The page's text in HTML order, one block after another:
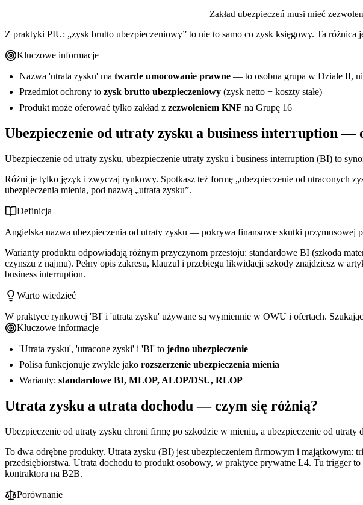
Zakład ubezpieczeń musi mieć
Z praktyki PIU: „zysk brutto ubezpieczeniowy” to nie to samo co zysk księgowy. Ta różnica
Kluczowe informacje
Nazwa 'utrata zysku' ma twarde umocowanie prawne — to osobna grupa w Dziale II,
Przedmiot ochrony to zysk brutto ubezpieczeniowy (zysk netto + koszty stałe)
Produkt może oferować tylko zakład z zezwoleniem KNF na Grupę 16
Ubezpieczenie od utraty zysku a business interruption —
Ubezpieczenie od utraty zysku, ubezpieczenie utraty zysku i business interruption (BI) to
Różni je tylko język i zwyczaj rynkowy. Spotkasz też formę „ubezpieczenie od utraconych
ubezpieczenia mienia, pod nazwą „utrata zysku”.
Definicja
Angielska nazwa ubezpieczenia od utraty zysku — pokrywa finansowe skutki
Warianty produktu odpowiadają różnym przyczynom przestoju: standardowe BI (szkoda
czynszu z najmu). Pełny opis zakresu, klauzul i przebiegu likwidacji szkody znajdziesz w
business interruption.
Warto wiedzieć
W praktyce rynkowej 'BI' i 'utrata zysku' używane są wymiennie w OWU i ofertach.
Kluczowe informacje
'Utrata zysku', 'utracone zyski' i 'BI' to jedno ubezpieczenie
Polisa funkcjonuje zwykle jako rozszerzenie ubezpieczenia mienia
Warianty: standardowe BI, MLOP, ALOP/DSU, RLOP
Utrata zysku a utrata dochodu — czym się różnią?
Ubezpieczenie od utraty zysku chroni firmę po szkodzie w mieniu, a ubezpieczenie od utraty
To dwa odrębne produkty. Utrata zysku (BI) jest ubezpieczeniem firmowym i majątkowym:
przedsiębiorstwa. Utrata dochodu to produkt osobowy, w praktyce prywatne L4. Tu trigger
kontraktora na B2B.
Porównanie